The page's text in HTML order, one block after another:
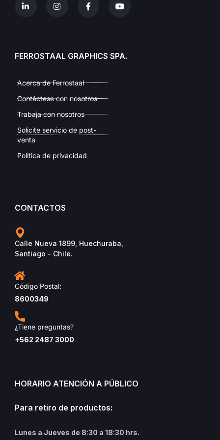
FERROSTAAL GRAPHICS SPA.
Acerca de Ferrostaal
Contáctese con nosotros
Trabaja con nosotros
Solicite servicio de post-
venta
Política de privacidad
CONTACTOS
Calle Nueva 1899, Huechuraba,
Santiago - Chile.
Código Postal:
8600349
¿Tiene preguntas?
+562 2487 3000
HORARIO ATENCIÓN A PÚBLICO
Para retiro de productos:
Lunes a Jueves de 8:30 a 18:30 hrs.